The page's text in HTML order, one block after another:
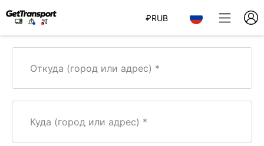
₽RUB
Откуда (город или адрес)
Куда (город или адрес)